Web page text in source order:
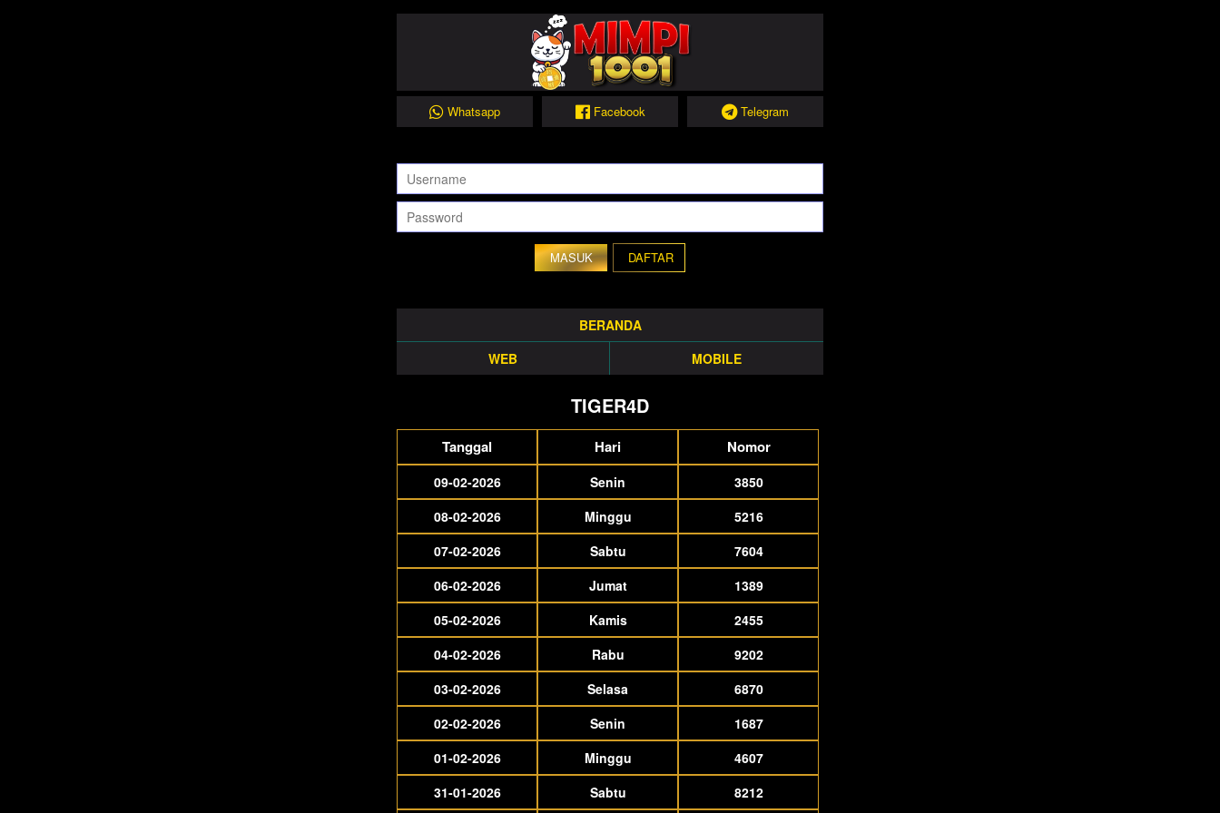
Whatsapp Facebook Telegram
DAFTAR
BERANDA
WEB
MOBILE
TIGER4D
Tanggal Hari Nomor
09-02-2026 Senin
3850
08-02-2026
Minggu
5216
07-02-2026
Sabtu
7604
06-02-2026
Jumat
1389
05-02-2026
Kamis
2455
04-02-2026
Rabu
9202
03-02-2026
Selasa
6870
02-02-2026
Senin
1687
01-02-2026
Minggu
4607
31-01-2026
Sabtu 8212